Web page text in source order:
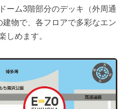
ドーム3階部分のデッキ（外周通
物で、各フロアで多彩なエン
しめます。